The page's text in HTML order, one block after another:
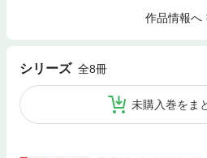
作品情報へ
シリーズ 全8冊
未購入巻をま